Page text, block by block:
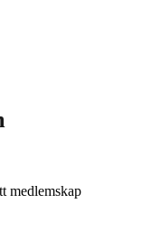
medlemskap